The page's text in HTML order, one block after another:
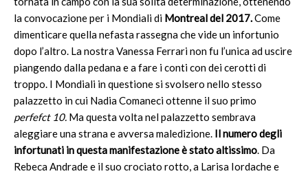
la convocazione per i Mondiali di Montreal del 2017.Come
dimenticare quella nefasta rassegna che vide un infortunio
dopo l’altro. La nostra Vanessa Ferrari non fu l’unica ad uscire
piangendo dalla pedana e a fare i conti con dei cerotti di
troppo. I Mondiali in questione si svolsero nello stesso
palazzetto in cui Nadia Comaneci ottenne il suo primo
perfefct 10. Ma questa volta nel palazzetto sembrava
aleggiare una strana e avversa maledizione. Il numero degli
infortunati in questa manifestazione è stato altissimo. Da
Rebeca Andrade e il suo crociato rotto, a Larisa Iordache e